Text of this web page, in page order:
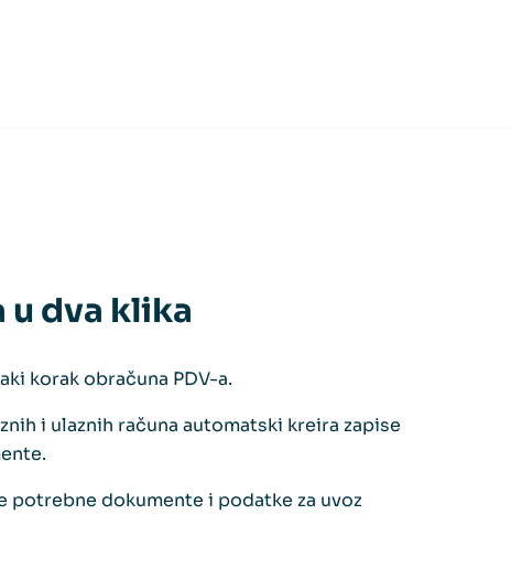
u dva klika
korak obračuna PDV-a.
i ulaznih računa automatski kreira zapise
potrebne dokumente i podatke za uvoz